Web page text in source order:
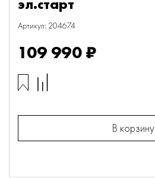
эл.старт
Артикул: 204674
109 990 ₽
В корзину